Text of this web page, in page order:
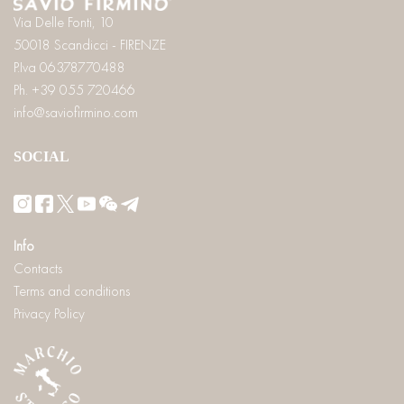
Via Delle Fonti, 10
50018 Scandicci - FIRENZE
P.Iva 06378770488
Ph. +39 055 720466
info@saviofirmino.com
SOCIAL
Info
Contacts
Terms and conditions
Privacy Policy